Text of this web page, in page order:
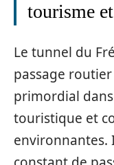
tourisme
Le tunnel du
passage
primordial
touristique et
environnantes.